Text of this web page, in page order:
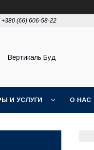
+380 (66) 606-58-22
Вертикаль Буд
И УСЛУГИ О НАС